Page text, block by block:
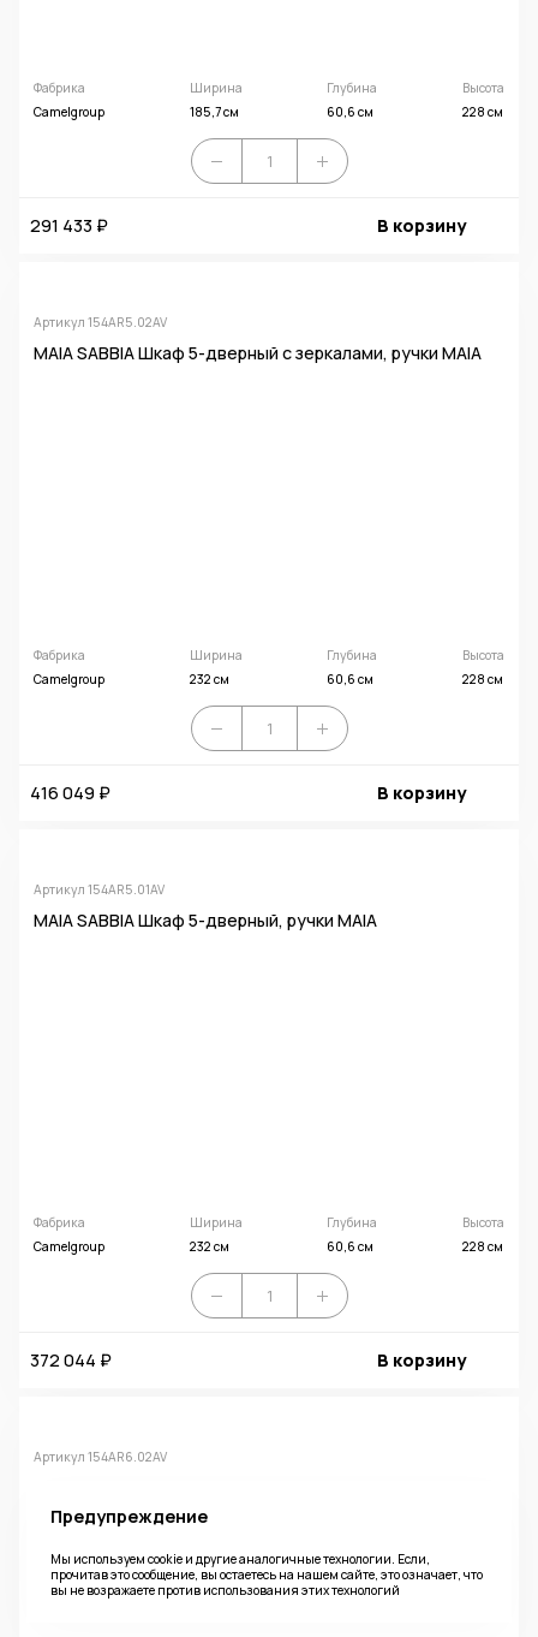
Фабрика
Camelgroup
Ширина
185,7 см
Глубина
60,6 см
Высота
228 см
291 433 ₽ В корзину
Артикул 154AR5.02AV
MAIA SABBIA Шкаф 5-дверный с зеркалами, ручки MAIA
Фабрика
Camelgroup
Ширина
232 см
Глубина
60,6 см
Высота
228 см
416 049 ₽ В корзину
Артикул 154AR5.01AV
MAIA SABBIA Шкаф 5-дверный, ручки MAIA
Фабрика
Camelgroup
Ширина
232 см
Глубина
60,6 см
Высота
228 см
372 044 ₽ В корзину
Артикул 154AR6.02AV
Предупреждение
Мы используем cookie и другие аналогичные технологии. Если,
прочитав это сообщение, вы остаетесь на нашем сайте, это означает, что
вы не возражаете против использования этих технологий